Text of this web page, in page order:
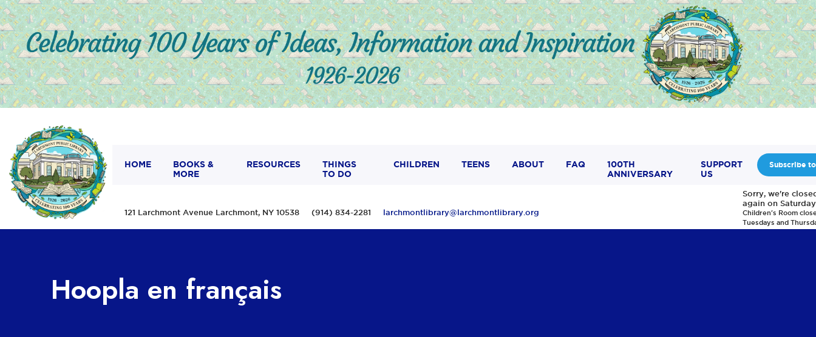
HOME
BOOKS &
MORE
RESOURCES
THINGS
TO DO
CHILDREN TEENS ABOUT FAQ
100TH
ANNIVERSARY
SUPPORT
US
121 Larchmont Avenue Larchmont, NY 10538 (914) 834-2281 larchmontlibrary@larchmontlibrary.org
Subscribe
Sorry, we're
again on
Children's Room
Tuesdays and
Hoopla en français